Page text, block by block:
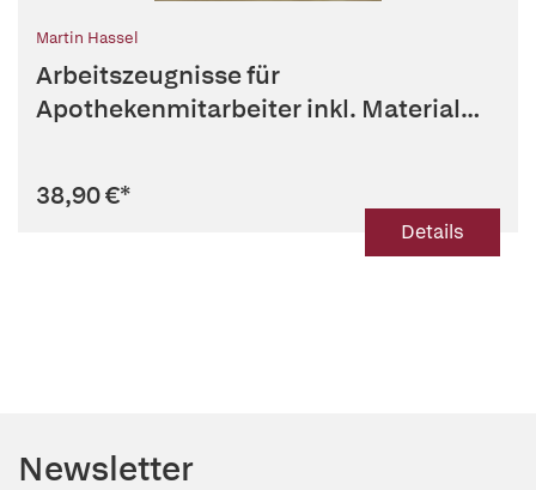
Martin Hassel
Arbeitszeugnisse für
Apothekenmitarbeiter inkl. Material
38,90 €*
Details
Newsletter